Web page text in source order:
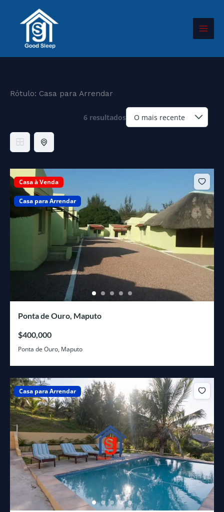
Rótulo: Casa para Arrendar
6 resultados
Casa à Venda
Casa para Arrendar
Ponta de Ouro, Maputo
$400,000
Ponta de Ouro, Maputo
Casa para Arrendar